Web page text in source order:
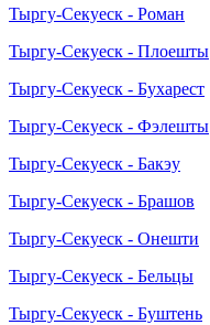
Тыргу-Секуеск - Роман
Тыргу-Секуеск - Плоешты
Тыргу-Секуеск - Бухарест
Тыргу-Секуеск - Фэлешты
Тыргу-Секуеск - Бакэу
Тыргу-Секуеск - Брашов
Тыргу-Секуеск - Онешти
Тыргу-Секуеск - Бельцы
Тыргу-Секуеск - Буштень